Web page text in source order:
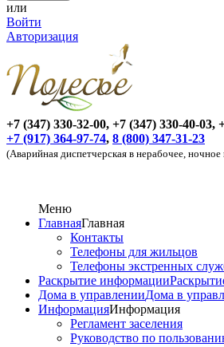
или
Войти
Авторизация
+7 (347) 330-32-00, +7 (347) 330-40-03,
+7 (917) 364-97-74, 8 (800) 347-31-23
(Аварийная диспетчерская в нерабочее,
Меню
ГлавнаяГлавная
Контакты
Телефоны для жильцов
Телефоны экстренных
Раскрытие информации
Дома в управленииДома в
ИнформацияИнформация
Регламент заселения
Руководство по